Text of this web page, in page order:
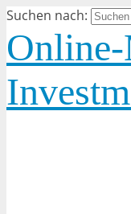
Suchen nach: